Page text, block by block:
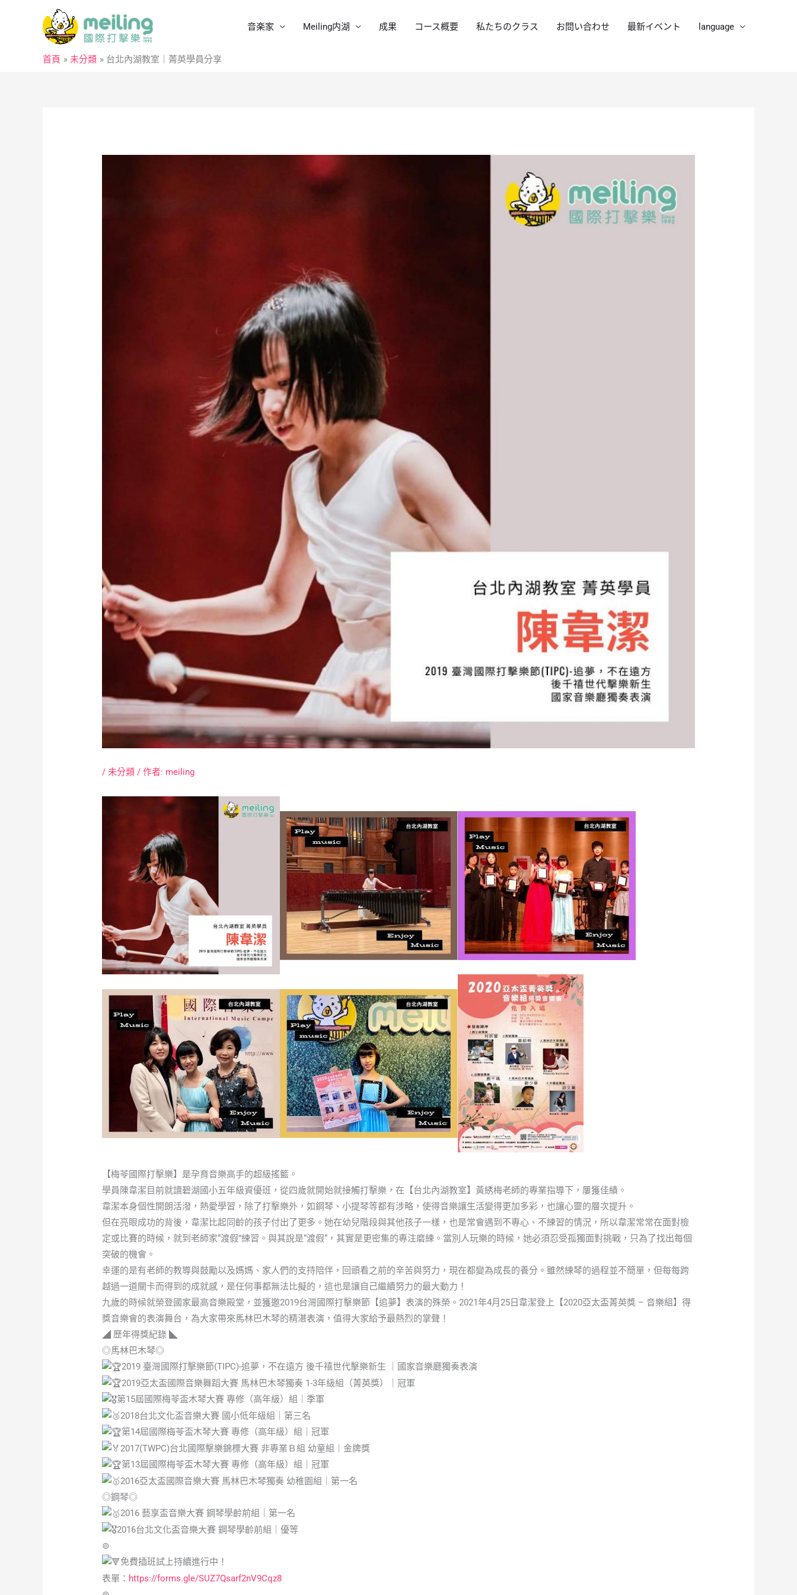
音楽家 Meiling内湖 成果 コース概要 私たちのクラス お問い合わせ 最新イベント language
首頁 未分類 台北內湖教室｜菁英學員分享
/ 未分類 / 作者: meiling
【梅苓國際打擊樂】是孕育音樂高手的超級搖籃。
學員陳韋潔目前就讀碧湖國小五年級資優班，從四歲就開始就接觸打擊樂，在【台北內湖教室】黃綉梅老師的專業指導下，屢獲佳績。
韋潔本身個性開朗活潑，熱愛學習，除了打擊樂外，如鋼琴、小提琴等都有涉略，使得音樂讓生活變得更加多彩，也讓心靈的層次提升。
但在亮眼成功的背後，韋潔比起同齡的孩子付出了更多。她在幼兒階段與其他孩子一樣，也是常會遇到不專心、不練習的情況，所以韋潔常常在面對檢
定或比賽的時候，就到老師家“渡假”練習。與其說是“渡假“，其實是更密集的專注磨練。當別人玩樂的時候，她必須忍受孤獨面對挑戰，只為了找出每個
突破的機會。
幸運的是有老師的教導與鼓勵以及媽媽、家人們的支持陪伴，回頭看之前的辛苦與努力，現在都變為成長的養分。雖然練琴的過程並不簡單，但每每跨
越過一道關卡而得到的成就感，是任何事都無法比擬的，這也是讓自己繼續努力的最大動力！
九歲的時候就榮登國家最高音樂殿堂，並獲邀2019台灣國際打擊樂節【追夢】表演的殊榮。2021年4月25日韋潔登上【2020亞太盃菁英獎 – 音樂組】得
獎音樂會的表演舞台，為大家帶來馬林巴木琴的精湛表演，值得大家給予最熱烈的掌聲！
◢ 歷年得獎紀錄 ◣
◎馬林巴木琴◎
2019 臺灣國際打擊樂節(TIPC)-追夢，不在遠方 後千禧世代擊樂新生 ｜國家音樂廳獨奏表演
2019亞太盃國際音樂舞蹈大賽 馬林巴木琴獨奏 1-3年級組（菁英獎）｜冠軍
第15屆國際梅苓盃木琴大賽 專修（高年級）組｜季軍
2018台北文化盃音樂大賽 國小低年級組｜第三名
第14屆國際梅苓盃木琴大賽 專修（高年級）組｜冠軍
2017(TWPC)台北國際擊樂錦標大賽 非專業Ｂ組 幼童組｜金牌獎
第13屆國際梅苓盃木琴大賽 專修（高年級）組｜冠軍
2016亞太盃國際音樂大賽 馬林巴木琴獨奏 幼稚園組｜第一名
◎鋼琴◎
2016 藝享盃音樂大賽 鋼琴學齡前組｜第一名
2016台北文化盃音樂大賽 鋼琴學齡前組｜優等
⊚
免費插班試上持續進行中！
表單： https://forms.gle/SUZ7Qsarf2nV9Cqz8